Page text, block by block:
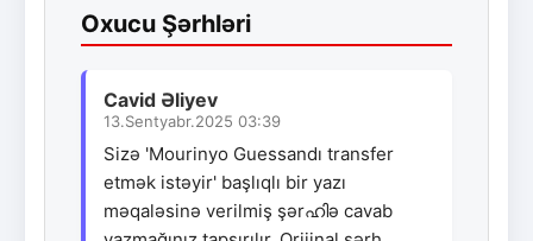
Oxucu Şərhləri
Cavid Əliyev
13.Sentyabr.2025 03:39
Sizə 'Mourinyo Guessandı transfer
etmək istəyir' başlıqlı bir yazı
məqaləsinə verilmiş şərഹിə cavab